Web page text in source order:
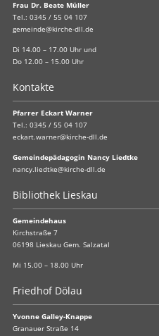
Frau Dr. Beate Müller
Tel.: 0345 / 55 04 107
gemeinde@kirche-dll.de
Di 14.00 – 17.00 Uhr und
Do 12.00 – 15.00 Uhr
Kontakte
Pfarrer Eckart Warner
Tel.: 0345 / 55 04 107
eckart.warner@kirche-dll.de
Gemeindepädagogin Nancy Liedtke
nancy.liedtke@kirche-dll.de
Bibliothek Lieskau
Gemeindehaus
Kirchstraße 7
06198 Lieskau Gem. Salzatal
Mi 15.00 – 18.00 Uhr
Friedhof Dölau
Yvonne Galley-Knappe
Granauer Straße 14